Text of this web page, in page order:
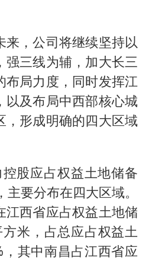
来，公司将继续坚持以
强三线为辅，加大长三
布局力度，同时发挥江
以及布局中西部核心城
，形成明确的四大区域
股应占权益土地储备
要分布在四大区域。
江西省应占权益土地储
米，占总应占权益土
其中南昌占江西省应